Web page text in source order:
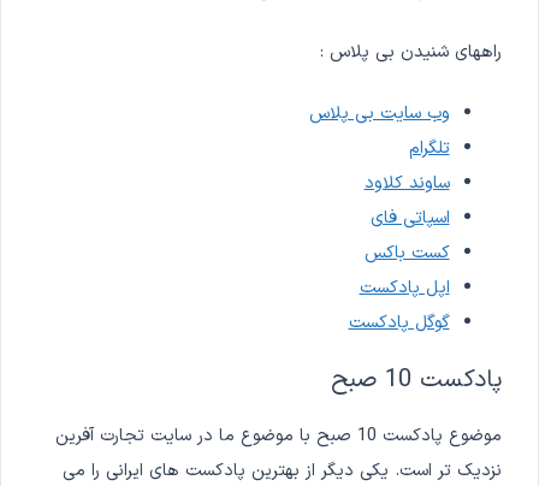
راههای شنیدن بی پلاس :
وب سایت بی پلاس
تلگرام
ساوند کلاود
اسپاتی فای
کست باکس
اپل پادکست
گوگل پادکست
پادکست 10 صبح
موضوع پادکست 10 صبح با موضوع ما در سایت تجارت آفرین
نزدیک تر است. یکی دیگر از بهترین پادکست های ایرانی را می